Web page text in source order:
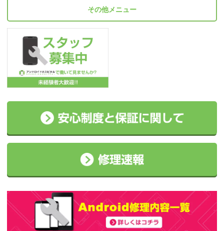
その他メニュー